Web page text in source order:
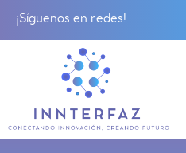
¡Síguenos en redes!